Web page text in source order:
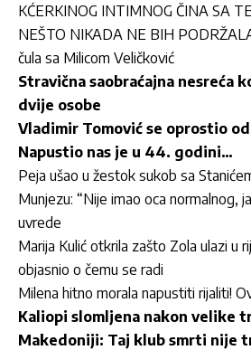
KĆERKINOG INTIMNOG ČINA SA
NEŠTO NIKADA NE BIH
čula sa Milicom Veličković
Stravična saobraćajna nesreća
dvije osobe
Vladimir Tomović se oprostio
Napustio nas je u 44. godini…
Peja ušao u žestok sukob sa
Munjezu: “Nije imao oca normalnog,
uvrede
Marija Kulić otkrila zašto Zola ulazi u
objasnio o čemu se radi
Milena hitno morala napustiti rijaliti!
Kaliopi slomljena nakon velike
Makedoniji: Taj klub smrti nije